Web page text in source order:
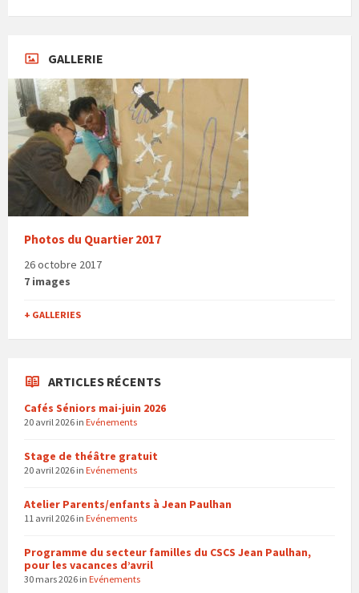
GALLERIE
Photos du Quartier 2017
26 octobre 2017
7 images
+ GALLERIES
ARTICLES RÉCENTS
Cafés Séniors mai-juin 2026
20 avril 2026 in Evénements
Stage de théâtre gratuit
20 avril 2026 in Evénements
Atelier Parents/enfants à Jean Paulhan
11 avril 2026 in Evénements
Programme du secteur familles du CSCS Jean Paulhan,
pour les vacances d’avril
30 mars 2026 in Evénements